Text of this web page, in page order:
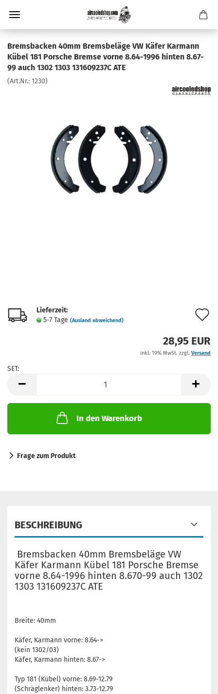
Bremsbacken 40mm Bremsbeläge VW Käfer Karmann
Kübel 181 Porsche Bremse vorne 8.64-1996 hinten 8.67-
99 auch 1302 1303 131609237C ATE
(Art.Nr.: 1230)
Lieferzeit:
5-7 Tage (Ausland abweichend)
28,95 EUR
inkl. 19% MwSt. zzgl. Versand
SET:
In den Warenkorb
Frage zum Produkt
BESCHREIBUNG
Bremsbacken 40mm Bremsbeläge VW
Käfer Karmann Kübel 181 Porsche Bremse
vorne 8.64-1996 hinten 8.670-99 auch 1302
1303 131609237C ATE
Breite: 40mm
Käfer, Karmann vorne: 8.64->
(kein 1302/03)
Käfer, Karmann hinten: 8.67->
Typ 181 (Kübel) vorne: 8.69-12.79
(Schräglenker) hinten: 3.73-12.79